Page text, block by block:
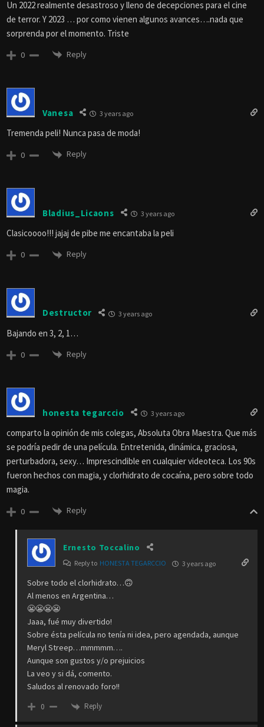
Un 2022 realmente desastroso y lleno de decepciones para el cine
de terror. Y 2023 … por como vienen algunos avances….nada que
sorprenda por el momento. Triste
0 Reply
Vanesa 3 years ago
Tremenda peli! Nunca pasa de moda!
0 Reply
Bladius_Licaons 3 years ago
Clasicoooo!!! jajaj de pibe me encantaba la peli
0 Reply
Destructor 3 years ago
Bajando en 3, 2, 1…
0 Reply
honesta tegarccio 3 years ago
comparto la opinión de mis colegas, Absoluta Obra Maestra. Que más
se podría pedir de una película. Entretenida, dinámica, graciosa,
perturbadora, sexy… Imprescindible en cualquier videoteca. Los 90s
fueron hechos con magia, y clorhidrato de cocaína, pero sobre todo
magia.
0 Reply
Ernesto Toccalino
Reply to HONESTA TEGARCCIO 3 years ago
Sobre todo el clorhidrato…🙃
Al menos en Argentina…
😬😬😬😬
Jaaa, fué muy divertido!
Sobre ésta película no tenía ni idea, pero agendada, aunque
Meryl Streep…mmmmm….
Aunque son gustos y/o prejuicios
La veo y si dá, comento.
Saludos al renovado foro!!
0 Reply